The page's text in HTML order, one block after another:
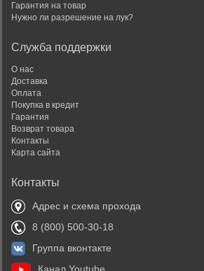
Гарантия на товар
Нужно ли разрешение на лук?
Служба поддержки
О нас
Доставка
Оплата
Покупка в кредит
Гарантия
Возврат товара
Контакты
Карта сайта
Контакты
Адрес и схема прохода
8 (800) 500-30-18
Группа вконтакте
Канал Youtube